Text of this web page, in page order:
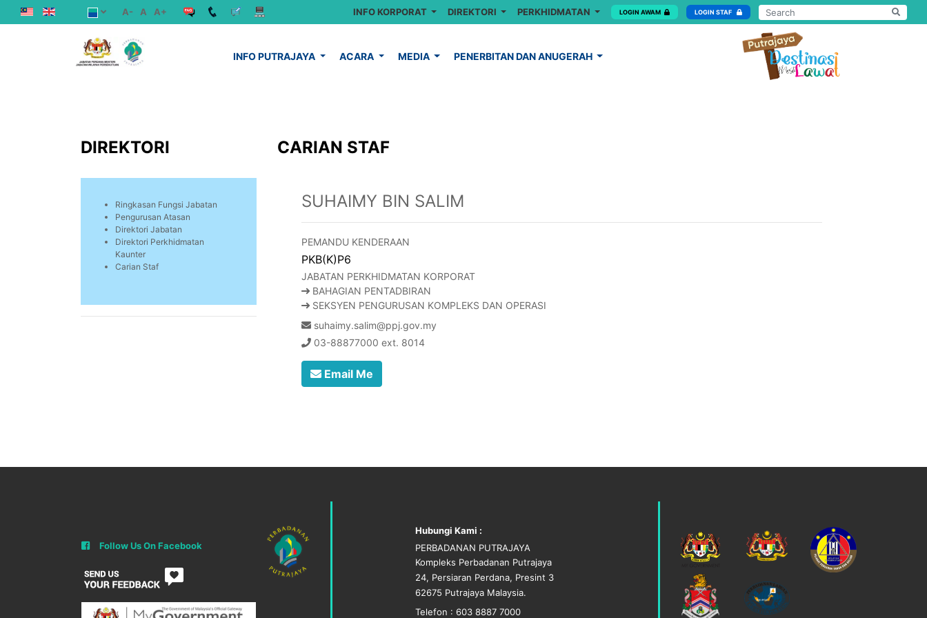
A- A A+ INFO KORPORAT DIREKTORI PERKHIDMATAN LOGIN AWAM LOGIN STAF
INFO PUTRAJAYA ACARA MEDIA PENERBITAN DAN ANUGERAH
DIREKTORI
Ringkasan Fungsi Jabatan
Pengurusan Atasan
Direktori Jabatan
Direktori Perkhidmatan
Kaunter
Carian Staf
CARIAN STAF
SUHAIMY BIN SALIM
PEMANDU KENDERAAN
PKB(K)P6
JABATAN PERKHIDMATAN KORPORAT
BAHAGIAN PENTADBIRAN
SEKSYEN PENGURUSAN KOMPLEKS DAN OPERASI
suhaimy.salim@ppj.gov.my
03-88877000 ext. 8014
Email Me
Follow Us On Facebook
Hubungi Kami :
PERBADANAN PUTRAJAYA
Kompleks Perbadanan Putrajaya
24, Persiaran Perdana, Presint 3
62675 Putrajaya Malaysia.
Telefon : 603 8887 7000